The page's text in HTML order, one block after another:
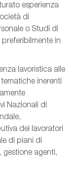
esperienza
di
o Studi di
in
lavoristica alle
inerenti
Nazionali di
dei lavoratori
di piani di
gestione agenti,